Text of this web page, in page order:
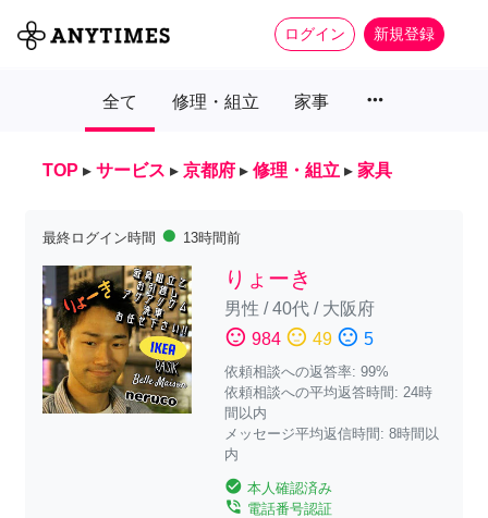
ログイン 新規登録
全て 修理・組立 家事 more_horiz
TOP ▸ サービス ▸ 京都府 ▸ 修理・組立 ▸ 家具
最終ログイン時間 fiber_manual_record 13時間前
りょーき
男性 /40代/ 大阪府
sentiment_satisfied 984 sentiment_neutral 49 sentiment_dissatisfied 5
依頼相談への返答率: 99%
依頼相談への平均返答時間: 24時
間以内
メッセージ平均返信時間: 8時間以
内
check_circle 本人確認済み
phone_in_talk 電話番号認証